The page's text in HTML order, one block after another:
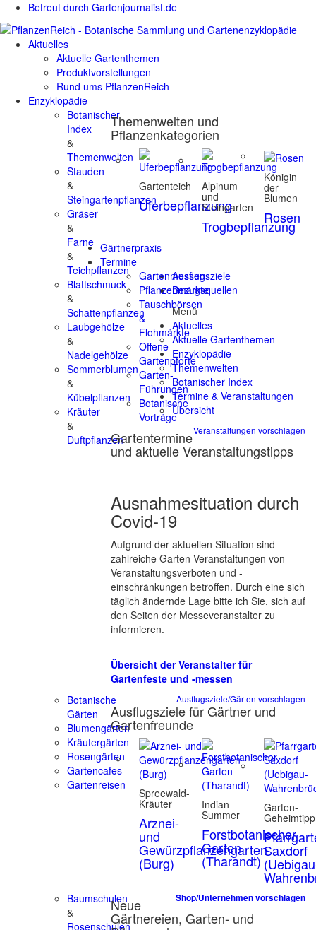
Betreut durch Gartenjournalist.de
Aktuelles
Aktuelle Gartenthemen
Produktvorstellungen
Rund ums PflanzenReich
Enzyklopädie
Botanischer
Index
&
Themenwelten
Stauden
&
Steingartenpflanzen
Gräser
&
Farne
&
Teichpflanzen
Blattschmuck
&
Schattenpflanzen
Laubgehölze
&
Nadelgehölze
Sommerblumen
&
Kübelpflanzen
Kräuter
&
Duftpflanzen
Themenwelten und
Pflanzenkategorien
Gartenteich
Uferbepflanzung
Alpinum
und
Steingarten
Trogbepflanzung
Königin
der
Blumen
Rosen
Gärtnerpraxis
Termine
Gartenmessen
Pflanzenmärkte
Tauschbörsen
&
Flohmärkte
Offene
Gartenpforte
Garten-
Führungen
Botanische
Vorträge
Veranstaltungen vorschlagen
Gartentermine
und aktuelle Veranstaltungstipps
Ausnahmesituation durch
Covid-19
Aufgrund der aktuellen Situation sind
zahlreiche Garten-Veranstaltungen von
Veranstaltungsverboten und -
einschränkungen betroffen. Durch eine sich
täglich ändernde Lage bitte ich Sie, sich auf
den Seiten der Messeveranstalter zu
informieren.
Übersicht der Veranstalter für
Gartenfeste und -messen
Ausflugsziele
Botanische
Gärten
Blumengärten
Kräutergärten
Rosengärten
Gartencafes
Gartenreisen
Ausflugsziele/Gärten vorschlagen
Ausflugsziele für Gärtner und
Gartenfreunde
Spreewald-
Kräuter
Arznei-
und
Gewürzpflanzengarten
(Burg)
Indian-
Summer
Forstbotanischer
Garten
(Tharandt)
Garten-
Geheimtipp
Saxdorf
Bezugsquellen
Baumschulen
&
Rosenschulen
Shop/Unternehmen vorschlagen
Neue
Gärtnereien, Garten- und
Menü
Aktuelles
Aktuelle Gartenthemen
Enzyklopädie
Themenwelten
Botanischer Index
Termine & Veranstaltungen
Übersicht